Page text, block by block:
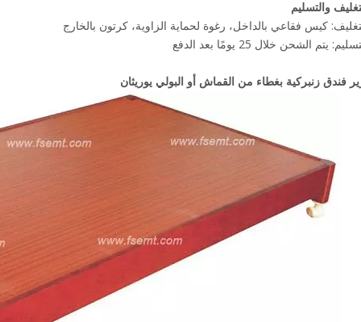
والتسليم
كيس فقاعي بالداخل، رغوة لحماية الزاوية، كرتون بالخارج
يتم الشحن خلال 25 يومًا بعد الدفع
فندق زنبركية بغطاء من القماش أو البولي يوريثان